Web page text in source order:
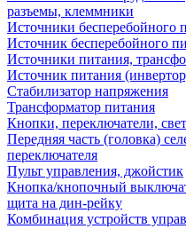
разъемы, клеммники
Источники бесперебойного
Источник бесперебойного
Источники питания,
Источник питания
Стабилизатор напряжения
Трансформатор питания
Кнопки, переключатели,
Передняя часть (головка)
переключателя
Пульт управления, джойстик
Кнопка/кнопочный
щита на дин-рейку
Комбинация устройств